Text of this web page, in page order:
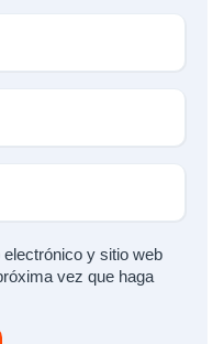
y sitio web
vez que haga